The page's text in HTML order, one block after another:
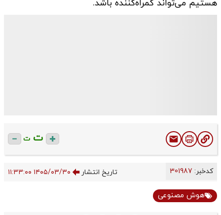
هستیم می‌تواند گمراه‌کننده باشد.
ت ت
کدخبر: تاریخ انتشار ۱۴۰۵/۰۳/۳۰ ۱۱:۳۳:۰۰
هوش مصنوعی